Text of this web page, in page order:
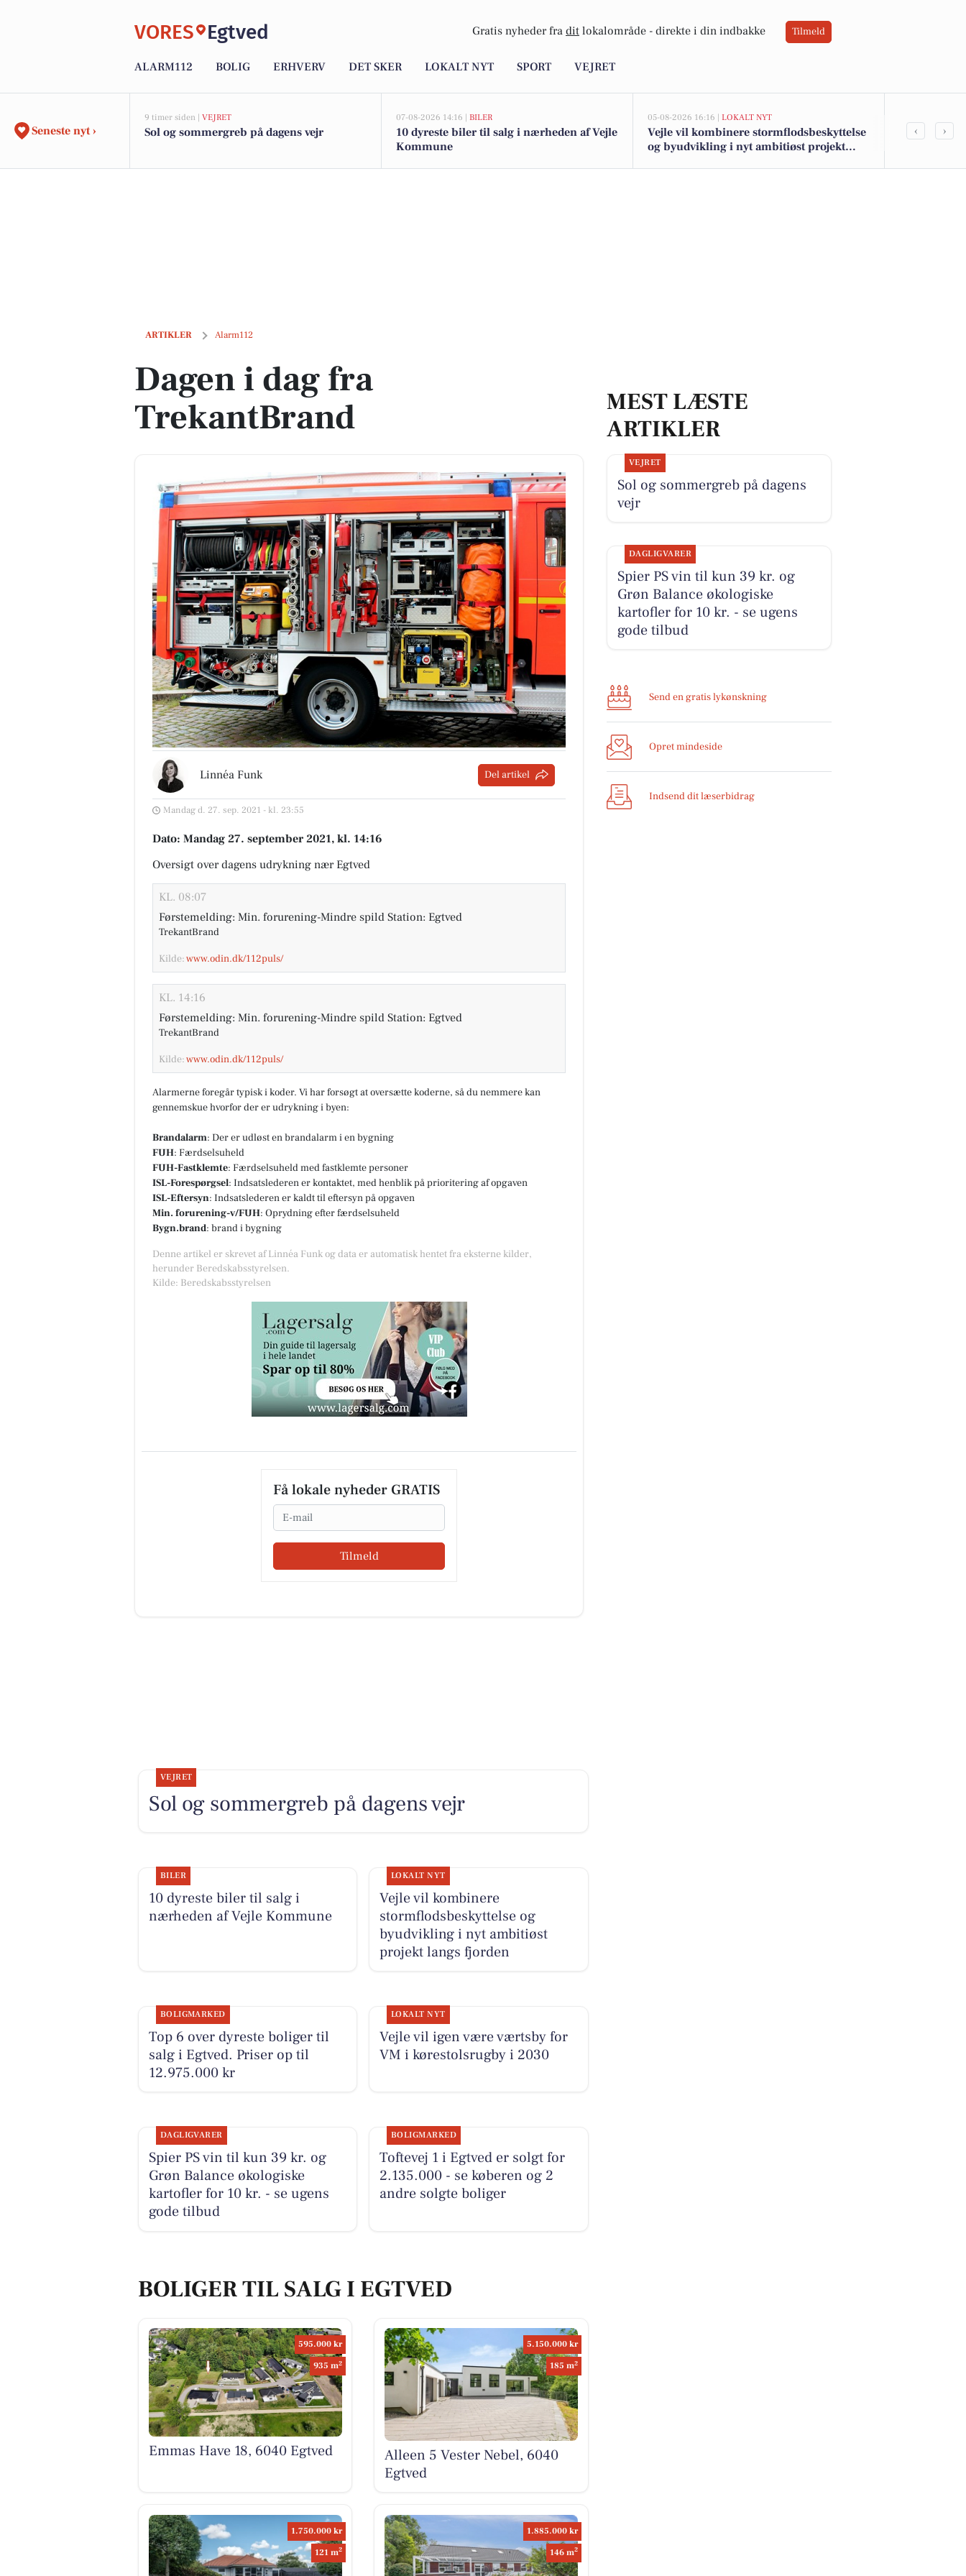
VORES Egtved Gratis nyheder fra dit lokalområde - direkte i din indbakke Tilmeld
ALARM112 BOLIG ERHVERV DET SKER LOKALT NYT SPORT VEJRET
Seneste nyt ›
9 timer siden | VEJRET
Sol og sommergreb på dagens vejr
07-08-2026 14:16 | BILER
10 dyreste biler til salg i nærheden af Vejle
Kommune
05-08-2026 16:16 | LOKALT NYT
Vejle vil kombinere stormflodsbeskyttelse
og byudvikling i nyt ambitiøst projekt
Top 6 over
‹ ›
ARTIKLER Alarm112
Dagen i dag fra TrekantBrand
Dagen i dag fra
TrekantBrand
Linnéa Funk Del artikel
Mandag d. 27. sep. 2021 - kl. 23:55
Dato: Mandag 27. september 2021, kl. 14:16
Oversigt over dagens udrykning nær Egtved
KL. 08:07
Førstemelding: Min. forurening-Mindre spild Station: Egtved
TrekantBrand
Kilde:www.odin.dk/112puls/
KL. 14:16
Førstemelding: Min. forurening-Mindre spild Station: Egtved
TrekantBrand
Kilde:www.odin.dk/112puls/
Alarmerne foregår typisk i koder. Vi har forsøgt at oversætte koderne, så du nemmere kan
gennemskue hvorfor der er udrykning i byen:
Brandalarm: Der er udløst en brandalarm i en bygning
FUH: Færdselsuheld
FUH-Fastklemte: Færdselsuheld med fastklemte personer
ISL-Forespørgsel: Indsatslederen er kontaktet, med henblik på prioritering af opgaven
ISL-Eftersyn: Indsatslederen er kaldt til eftersyn på opgaven
Min. forurening-v/FUH: Oprydning efter færdselsuheld
Bygn.brand: brand i bygning
Denne artikel er skrevet af Linnéa Funk og data er automatisk hentet fra eksterne kilder,
herunder Beredskabsstyrelsen.
Kilde: Beredskabsstyrelsen
Få lokale nyheder GRATIS
Email
Tilmeld
MEST LÆSTE
ARTIKLER
VEJRET
Sol og sommergreb på dagens
vejr
DAGLIGVARER
Spier PS vin til kun 39 kr. og
Grøn Balance økologiske
kartofler for 10 kr. - se ugens
gode tilbud
Send en gratis lykønskning
Opret mindeside
Indsend dit læserbidrag
VEJRET
Sol og sommergreb på dagens vejr
BILER
10 dyreste biler til salg i
nærheden af Vejle Kommune
LOKALT NYT
Vejle vil kombinere
stormflodsbeskyttelse og
byudvikling i nyt ambitiøst
projekt langs fjorden
BOLIGMARKED
Top 6 over dyreste boliger til
salg i Egtved. Priser op til
12.975.000 kr
LOKALT NYT
Vejle vil igen være værtsby for
VM i kørestolsrugby i 2030
DAGLIGVARER
Spier PS vin til kun 39 kr. og
Grøn Balance økologiske
kartofler for 10 kr. - se ugens
gode tilbud
BOLIGMARKED
Toftevej 1 i Egtved er solgt for
2.135.000 - se køberen og 2
andre solgte boliger
BOLIGER TIL SALG I EGTVED
595.000 kr
935 m2
Emmas Have 18, 6040 Egtved
5.150.000 kr
185 m2
Alleen 5 Vester Nebel, 6040
Egtved
1.750.000 kr
121 m2
1.885.000 kr
146 m2